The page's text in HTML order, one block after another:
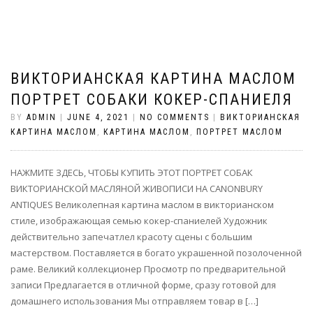
ВИКТОРИАНСКАЯ КАРТИНА МАСЛОМ
ПОРТРЕТ СОБАКИ КОКЕР-СПАНИЕЛЯ
BY ADMIN JUNE 4, 2021 NO COMMENTS
ВИКТОРИАНСКАЯ
КАРТИНА МАСЛОМ , КАРТИНА МАСЛОМ , ПОРТРЕТ МАСЛОМ
НАЖМИТЕ ЗДЕСЬ, ЧТОБЫ КУПИТЬ ЭТОТ ПОРТРЕТ СОБАК
ВИКТОРИАНСКОЙ МАСЛЯНОЙ ЖИВОПИСИ НА CANONBURY
ANTIQUES Великолепная картина маслом в викторианском
стиле, изображающая семью кокер-спаниелей Художник
действительно запечатлел красоту сцены с большим
мастерством. Поставляется в богато украшенной позолоченной
раме. Великий коллекционер Просмотр по предварительной
записи Предлагается в отличной форме, сразу готовой для
домашнего использования Мы отправляем товар в […]